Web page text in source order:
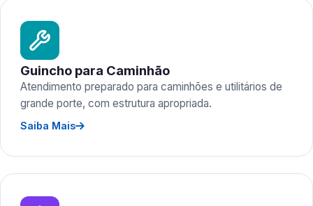
Guincho para Caminhão
Atendimento preparado para caminhões e utilitários de
grande porte, com estrutura apropriada.
Saiba Mais